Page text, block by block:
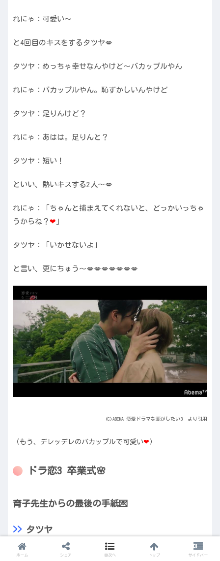
れにゃ：可愛い〜
と4回目のキスをするタツヤ💋
タツヤ：めっちゃ幸せなんやけど〜バカップルやん
れにゃ：バカップルやん。恥ずかしいんやけど
タツヤ：足りんけど？
れにゃ：あはは。足りんと？
タツヤ：短い！
といい、熱いキスする2人〜💋
れにゃ：「ちゃんと捕まえてくれないと、どっかいっちゃ
うからね？ ❤︎
タツヤ：「いかせないよ」
と言い、更にちゅう〜💋💋💋💋💋💋💋
(C)ABEMA 恋愛ドラマな恋がしたい3 より引用
（もう、デレッデレのバカップルで可愛い❤︎ ）
ドラ恋3 卒業式🌸
育子先生からの最後の手紙💌
>>タツヤ
あなたは私の事を影で鬼軍曹と呼んでいるそうですね。
ホーム シェア 目次へ トップ サイドバー